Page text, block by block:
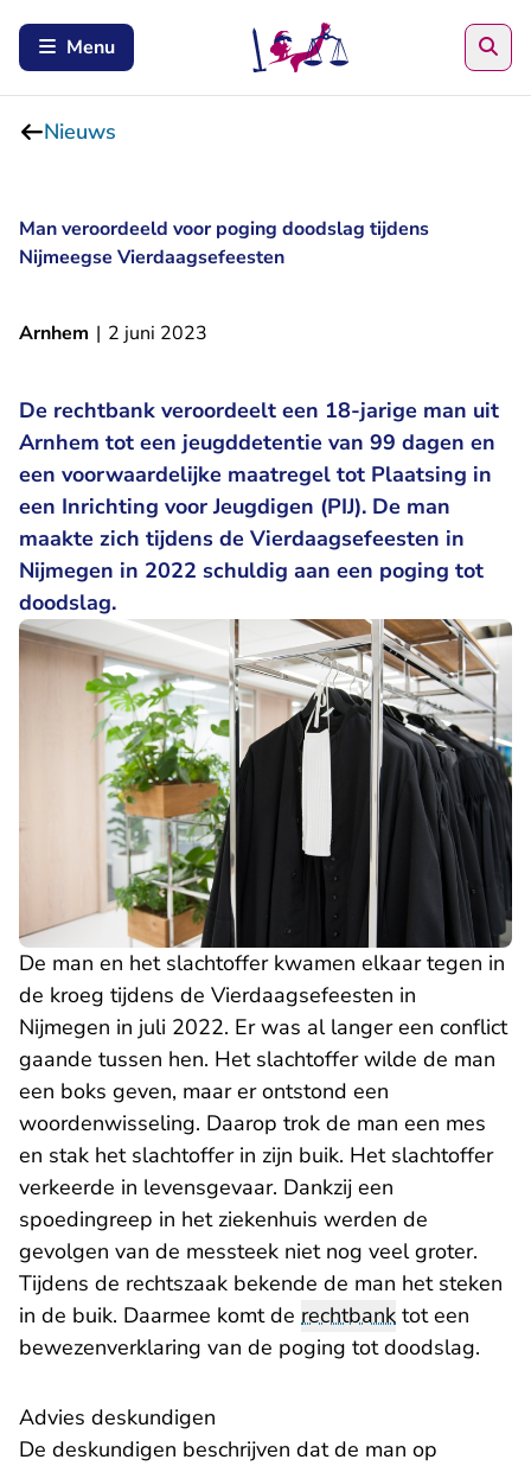
Menu
Nieuws
Man veroordeeld voor poging doodslag tijdens
Nijmeegse Vierdaagsefeesten
Arnhem | 2 juni 2023
De rechtbank veroordeelt een 18-jarige man uit
Arnhem tot een jeugddetentie van 99 dagen en
een voorwaardelijke maatregel tot Plaatsing in
een Inrichting voor Jeugdigen (PIJ). De man
maakte zich tijdens de Vierdaagsefeesten in
Nijmegen in 2022 schuldig aan een poging tot
doodslag.
De man en het slachtoffer kwamen elkaar tegen in
de kroeg tijdens de Vierdaagsefeesten in
Nijmegen in juli 2022. Er was al langer een conflict
gaande tussen hen. Het slachtoffer wilde de man
een boks geven, maar er ontstond een
woordenwisseling. Daarop trok de man een mes
en stak het slachtoffer in zijn buik. Het slachtoffer
verkeerde in levensgevaar. Dankzij een
spoedingreep in het ziekenhuis werden de
gevolgen van de messteek niet nog veel groter.
Tijdens de rechtszaak bekende de man het steken
in de buik. Daarmee komt de rechtbank tot een
bewezenverklaring van de poging tot doodslag.
Advies deskundigen
De deskundigen beschrijven dat de man op